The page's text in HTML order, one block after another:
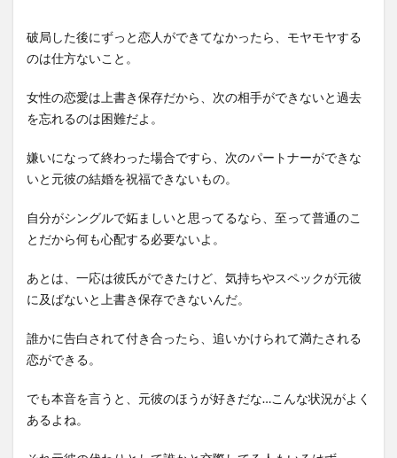
破局した後にずっと恋人ができてなかったら、モヤモヤする
のは仕方ないこと。
女性の恋愛は上書き保存だから、次の相手ができないと過去
を忘れるのは困難だよ。
嫌いになって終わった場合ですら、次のパートナーができな
いと元彼の結婚を祝福できないもの。
自分がシングルで妬ましいと思ってるなら、至って普通のこ
とだから何も心配する必要ないよ。
あとは、一応は彼氏ができたけど、気持ちやスペックが元彼
に及ばないと上書き保存できないんだ。
誰かに告白されて付き合ったら、追いかけられて満たされる
恋ができる。
でも本音を言うと、元彼のほうが好きだな…こんな状況がよく
あるよね。